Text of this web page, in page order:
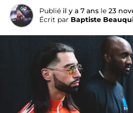
Publié il y a 7 ans le 23
Écrit par Baptiste